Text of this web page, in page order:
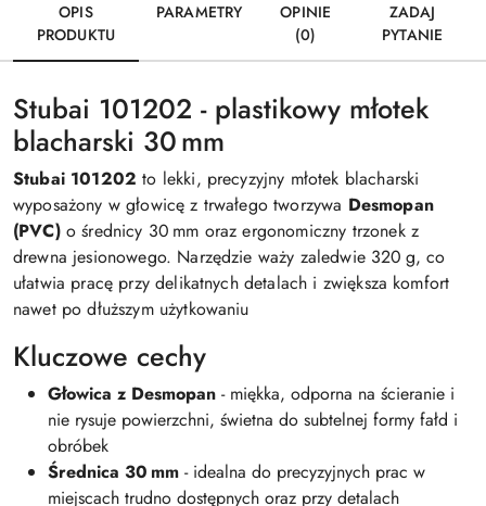
OPIS
PRODUKTU
PARAMETRY
OPINIE
(0)
ZADAJ
PYTANIE
Stubai 101202 - plastikowy młotek
blacharski 30 mm
Stubai 101202 to lekki, precyzyjny młotek blacharski
wyposażony w głowicę z trwałego tworzywa Desmopan
(PVC)o średnicy 30 mm oraz ergonomiczny trzonek z
drewna jesionowego. Narzędzie waży zaledwie 320 g, co
ułatwia pracę przy delikatnych detalach i zwiększa komfort
nawet po dłuższym użytkowaniu
Kluczowe cechy
Głowica z Desmopan - miękka, odporna na ścieranie i
nie rysuje powierzchni, świetna do subtelnej formy fałd i
obróbek
Średnica 30 mm - idealna do precyzyjnych prac w
miejscach trudno dostępnych oraz przy detalach